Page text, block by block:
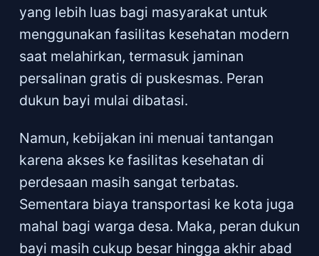
yang lebih luas bagi masyarakat untuk
menggunakan fasilitas kesehatan modern
saat melahirkan, termasuk jaminan
persalinan gratis di puskesmas. Peran
dukun bayi mulai dibatasi.
Namun, kebijakan ini menuai tantangan
karena akses ke fasilitas kesehatan di
perdesaan masih sangat terbatas.
Sementara biaya transportasi ke kota juga
mahal bagi warga desa. Maka, peran dukun
bayi masih cukup besar hingga akhir abad